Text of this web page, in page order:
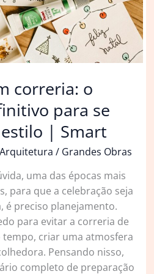
correria: o
para se
| Smart
Arquitetura / Grandes Obras
uma das épocas mais
para que a celebração seja
é preciso planejamento.
para evitar a correria de
criar uma atmosfera
Pensando nisso,
completo de preparação